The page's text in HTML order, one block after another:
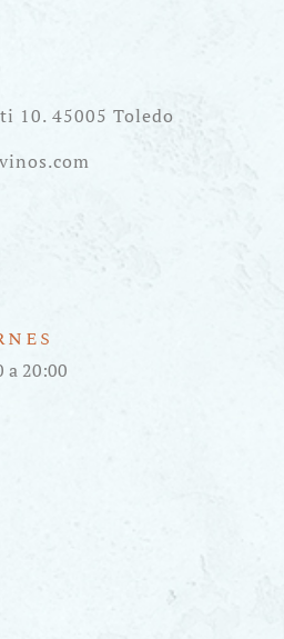
10. 45005 Toledo
a 20:00